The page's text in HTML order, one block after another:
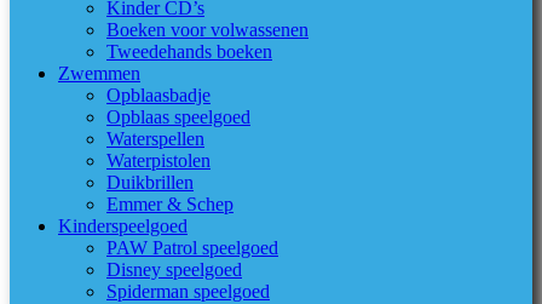
Kinder CD’s
Boeken voor volwassenen
Tweedehands boeken
Zwemmen
Opblaasbadje
Opblaas speelgoed
Waterspellen
Waterpistolen
Duikbrillen
Emmer & Schep
Kinderspeelgoed
PAW Patrol speelgoed
Disney speelgoed
Spiderman speelgoed